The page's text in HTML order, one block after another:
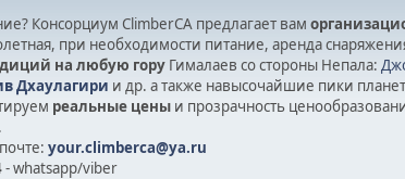
Консорциум ClimberCA предлагает вам
при необходимости питание, аренда
на любую гору Гималаев со стороны Непала:
Дхаулагири и др. а также навысочайшие пики
реальные цены и прозрачность
your.climberca@ya.ru
- whatsapp/viber